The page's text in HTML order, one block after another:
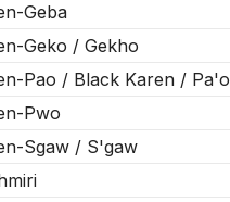
Geba
Geko / Gekho
Pao / Black Karen / Pa'o
Pwo
Sgaw / S'gaw